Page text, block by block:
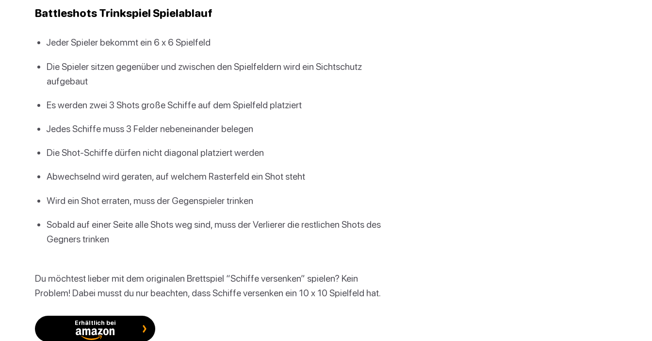
Battleshots Trinkspiel Spielablauf
Jeder Spieler bekommt ein 6 x 6 Spielfeld
Die Spieler sitzen gegenüber und zwischen den Spielfeldern wird ein Sichtschutz
aufgebaut
Es werden zwei 3 Shots große Schiffe auf dem Spielfeld platziert
Jedes Schiffe muss 3 Felder nebeneinander belegen
Die Shot-Schiffe dürfen nicht diagonal platziert werden
Abwechselnd wird geraten, auf welchem Rasterfeld ein Shot steht
Wird ein Shot erraten, muss der Gegenspieler trinken
Sobald auf einer Seite alle Shots weg sind, muss der Verlierer die restlichen Shots des
Gegners trinken
Du möchtest lieber mit dem originalen Brettspiel “Schiffe versenken” spielen? Kein
Problem! Dabei musst du nur beachten, dass Schiffe versenken ein 10 x 10 Spielfeld hat.
Erhältlich bei